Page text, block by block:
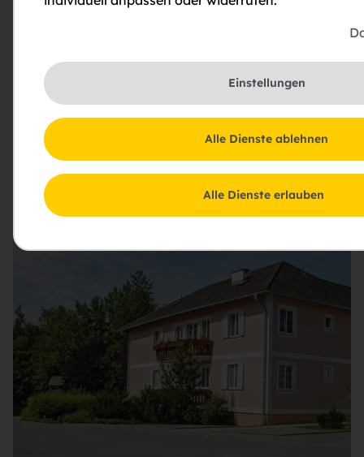
1995, umfasst 6 Wohneinheiten mit 2- bis 4-Zimmer-
Wohnungen. Die Wohnflächen variieren zwischen 51
m² und 74 m². Jede Wohnung ist mit einem Balkon
ausgestattet und verfügt über einen Keller sowie
einen Garagenplatz. Die Wohnungen befinden sich im
Erdgeschoss und Obergeschoss und bieten
praktischen Wohnkomfort in einer ruhigen Lage.
Einstellungen
Alle Dienste ablehnen
Alle Dienste erlauben